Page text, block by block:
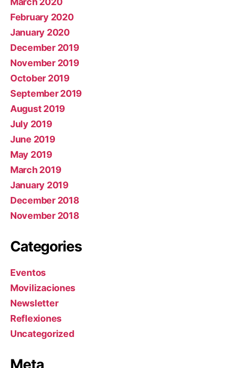
February 2020
January 2020
December 2019
November 2019
October 2019
September 2019
August 2019
July 2019
June 2019
May 2019
March 2019
January 2019
December 2018
November 2018
Categories
Eventos
Movilizaciones
Newsletter
Reflexiones
Uncategorized
Meta